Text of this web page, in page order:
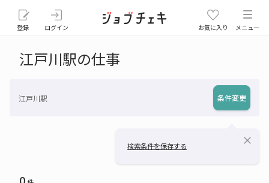
登録 ログイン お気に入り メニュー
江戸川駅の仕事
江戸川駅 条件変更
検索条件を保存する close